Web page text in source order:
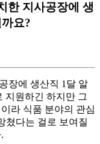
한 지사공장에 생
요?
장에 생산직 1달 알
지원하긴 하지만 그
라 식품 분야의 관심
쳤다는 걸로 보여질